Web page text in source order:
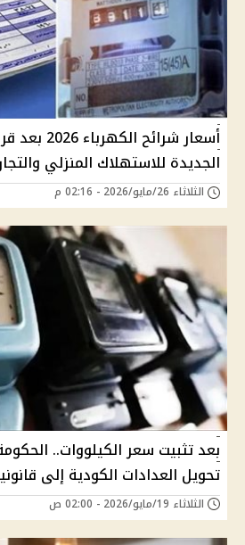
أسعار شرائح
الجديدة للاستهلاك المنزلي
الثلاثاء 26/مايو/2026 - 02:16 م
بعد تثبيت سعر الكيلووات..
تحويل العدادات الكودية إلى
الثلاثاء 19/مايو/2026 - 02:00 ص